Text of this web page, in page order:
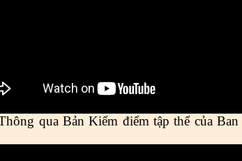
qua Bản Kiểm điểm tập thể của